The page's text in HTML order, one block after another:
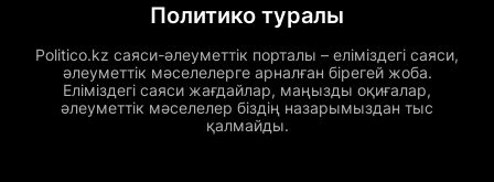
Политико туралы
Politico.kz саяси-әлеуметтік порталы – еліміздегі саяси,
әлеуметтік мәселелерге арналған бірегей жоба.
Еліміздегі саяси жағдайлар, маңызды оқиғалар,
әлеуметтік мәселелер біздің назарымыздан тыс
қалмайды.